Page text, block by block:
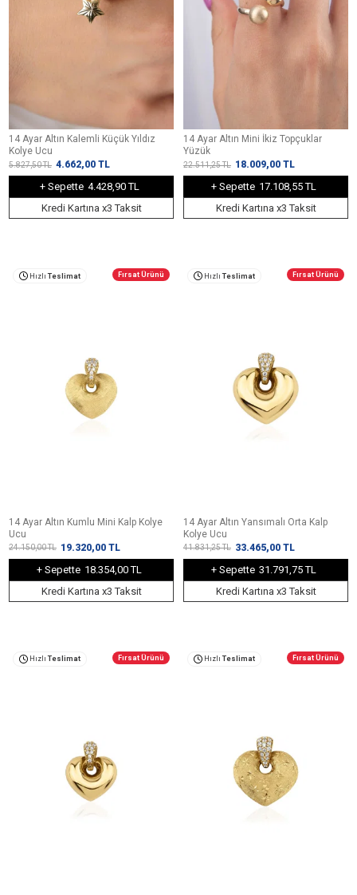
14 Ayar Altın Kalemli Küçük Yıldız
Kolye Ucu
5.827,50TL 4.662,00 TL
+ Sepette 4.428,90 TL
Kredi Kartına x3 Taksit
14 Ayar Altın Mini İkiz Topçuklar
Yüzük
22.511,25TL 18.009,00 TL
+ Sepette 17.108,55 TL
Kredi Kartına x3 Taksit
Hızlı Teslimat Fırsat Ürünü
14 Ayar Altın Kumlu Mini Kalp Kolye
Ucu
24.150,00TL 19.320,00 TL
+ Sepette 18.354,00 TL
Kredi Kartına x3 Taksit
Hızlı Teslimat Fırsat Ürünü
14 Ayar Altın Yansımalı Orta Kalp
Kolye Ucu
41.831,25TL 33.465,00 TL
+ Sepette 31.791,75 TL
Kredi Kartına x3 Taksit
Hızlı Teslimat Fırsat Ürünü Hızlı Teslimat Fırsat Ürünü